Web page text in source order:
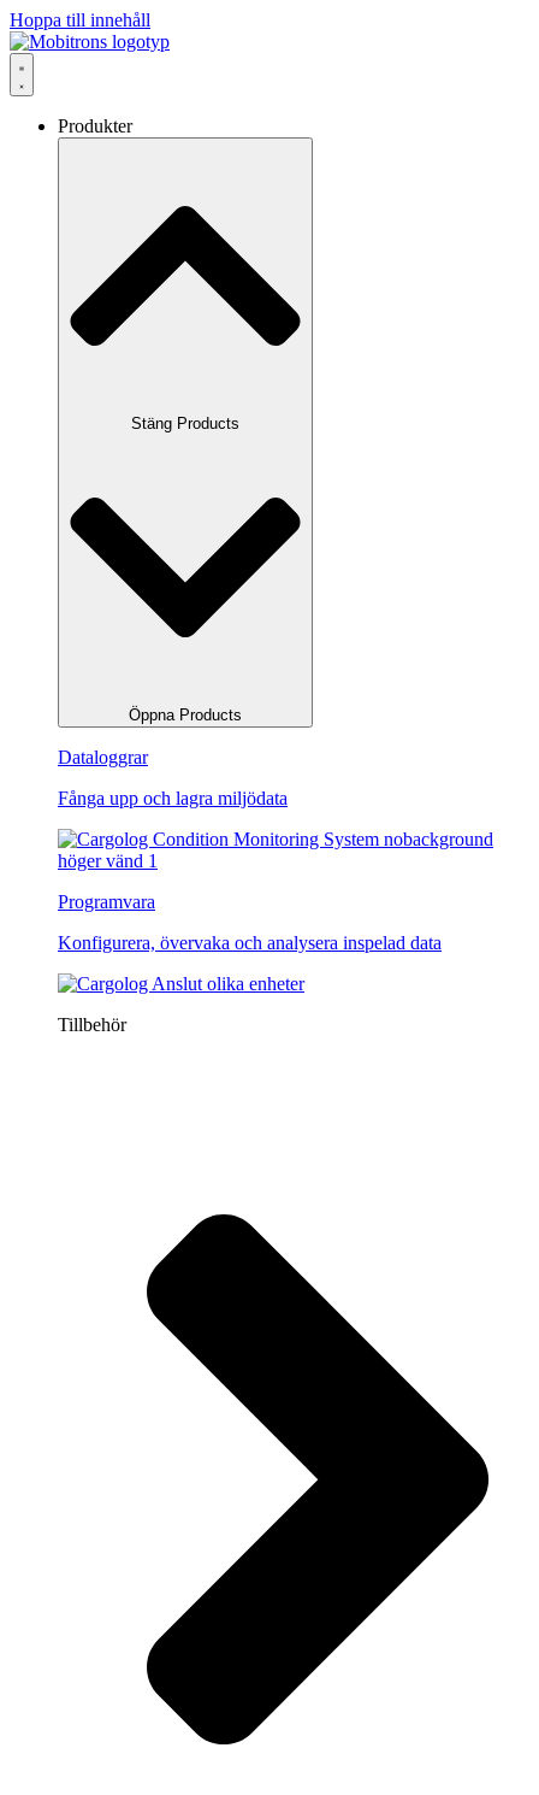
Hoppa till innehåll
Produkter
Stäng Products
Öppna Products
Dataloggrar
Fånga upp och lagra miljödata
Programvara
Konfigurera, övervaka och analysera inspelad data
Tillbehör